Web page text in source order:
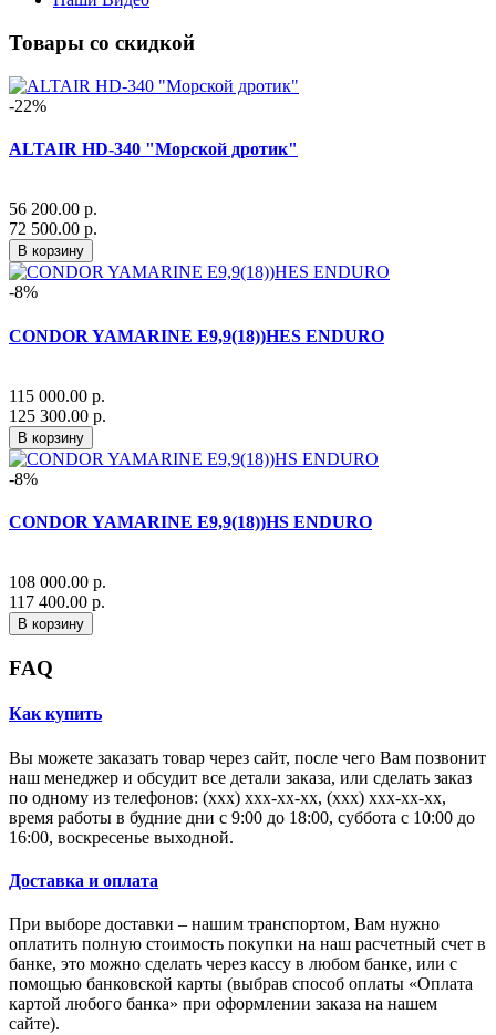
Товары со скидкой
-22%
ALTAIR HD-340 "Морской дротик"
56 200.00 р.
72 500.00 р.
В корзину
-8%
CONDOR YAMARINE E9,9(18))HES ENDURO
115 000.00 р.
125 300.00 р.
В корзину
-8%
CONDOR YAMARINE E9,9(18))HS ENDURO
108 000.00 р.
117 400.00 р.
В корзину
FAQ
Как купить
Вы можете заказать товар через сайт, после чего Вам позвонит
наш менеджер и обсудит все детали заказа, или сделать заказ
по одному из телефонов: (xxx) xxx-xx-xx, (xxx) xxx-xx-xx,
время работы в будние дни с 9:00 до 18:00, суббота с 10:00 до
16:00, воскресенье выходной.
Доставка и оплата
При выборе доставки – нашим транспортом, Вам нужно
оплатить полную стоимость покупки на наш расчетный счет в
банке, это можно сделать через кассу в любом банке, или с
помощью банковской карты (выбрав способ оплаты «Оплата
картой любого банка» при оформлении заказа на нашем
сайте).